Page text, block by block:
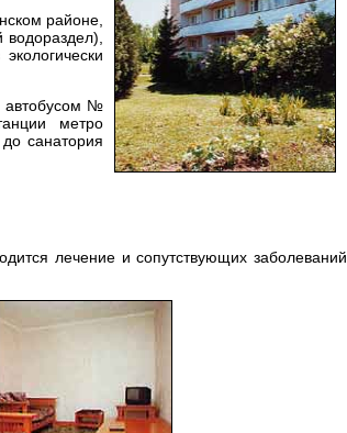
районе,
водораздел),
автобусом №
метро
санатория
лечение и сопутствующих заболеваний